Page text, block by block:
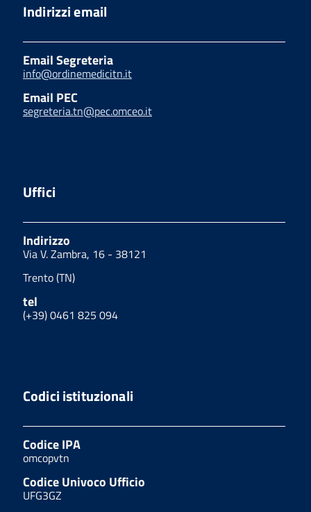
Indirizzi email
Email Segreteria
info@ordinemedicitn.it
Email PEC
segreteria.tn@pec.omceo.it
Uffici
Indirizzo
Via V. Zambra, 16 - 38121
Trento (TN)
tel
(+39) 0461 825 094
Codici istituzionali
Codice IPA
omcopvtn
Codice Univoco Ufficio
UFG3GZ